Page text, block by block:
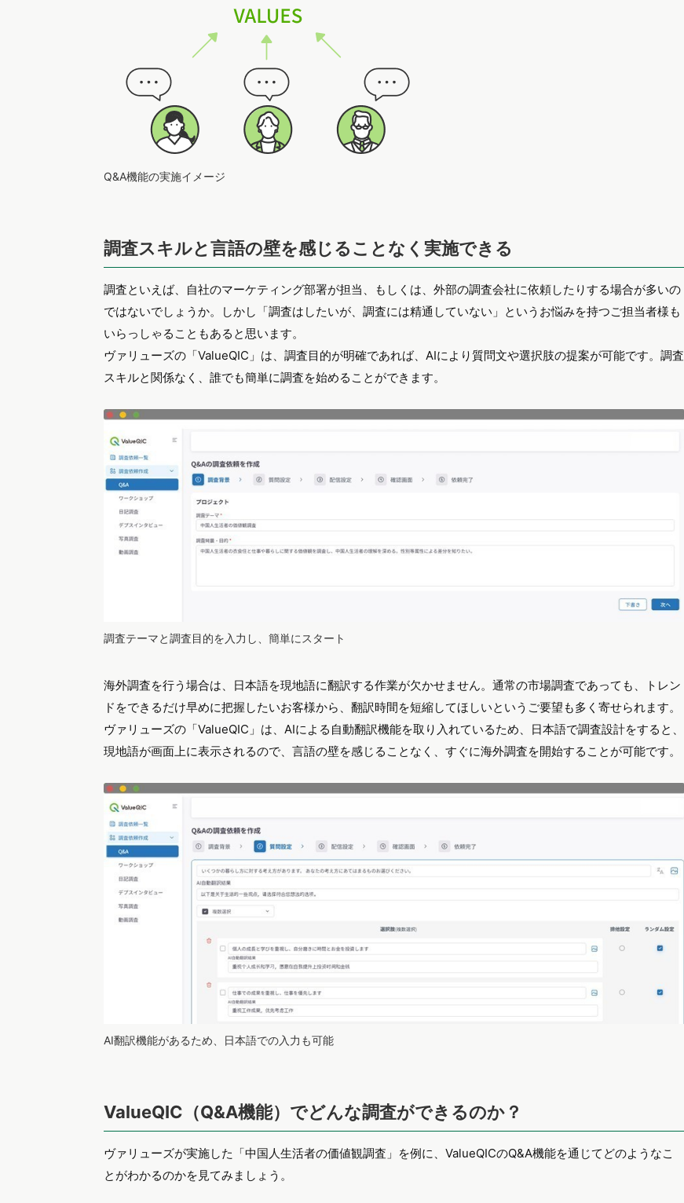
Q&A機能の実施イメージ
調査スキルと言語の壁を感じることなく実施できる
調査といえば、自社のマーケティング部署が担当、もしくは、外部の調査会社に依頼したりする場合が多いの
ではないでしょうか。しかし「調査はしたいが、調査には精通していない」というお悩みを持つご担当者様も
いらっしゃることもあると思います。
ヴァリューズの「ValueQIC」は、調査目的が明確であれば、AIにより質問文や選択肢の提案が可能です。調査
スキルと関係なく、誰でも簡単に調査を始めることができます。
調査テーマと調査目的を入力し、簡単にスタート
海外調査を行う場合は、日本語を現地語に翻訳する作業が欠かせません。通常の市場調査であっても、トレン
ドをできるだけ早めに把握したいお客様から、翻訳時間を短縮してほしいというご要望も多く寄せられます。
ヴァリューズの「ValueQIC」は、AIによる自動翻訳機能を取り入れているため、日本語で調査設計をすると、
現地語が画面上に表示されるので、言語の壁を感じることなく、すぐに海外調査を開始することが可能です。
AI翻訳機能があるため、日本語での入力も可能
ValueQIC（Q&A機能）でどんな調査ができるのか？
ヴァリューズが実施した「中国人生活者の価値観調査」を例に、ValueQICのQ&A機能を通じてどのようなこ
とがわかるのかを見てみましょう。